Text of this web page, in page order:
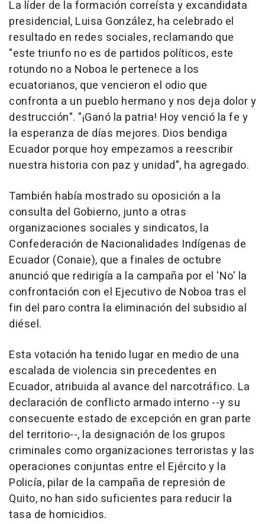
La líder de la formación correísta y excandidata
presidencial, Luisa González, ha celebrado el
resultado en redes sociales, reclamando que
"este triunfo no es de partidos políticos, este
rotundo no a Noboa le pertenece a los
ecuatorianos, que vencieron el odio que
confronta a un pueblo hermano y nos deja dolor y
destrucción". "¡Ganó la patria! Hoy venció la fe y
la esperanza de días mejores. Dios bendiga
Ecuador porque hoy empezamos a reescribir
nuestra historia con paz y unidad", ha agregado.
También había mostrado su oposición a la
consulta del Gobierno, junto a otras
organizaciones sociales y sindicatos, la
Confederación de Nacionalidades Indígenas de
Ecuador (Conaie), que a finales de octubre
anunció que redirigía a la campaña por el 'No' la
confrontación con el Ejecutivo de Noboa tras el
fin del paro contra la eliminación del subsidio al
diésel.
Esta votación ha tenido lugar en medio de una
escalada de violencia sin precedentes en
Ecuador, atribuida al avance del narcotráfico. La
declaración de conflicto armado interno --y su
consecuente estado de excepción en gran parte
del territorio--, la designación de los grupos
criminales como organizaciones terroristas y las
operaciones conjuntas entre el Ejército y la
Policía, pilar de la campaña de represión de
Quito, no han sido suficientes para reducir la
tasa de homicidios.